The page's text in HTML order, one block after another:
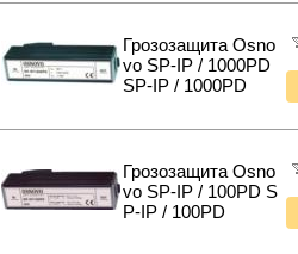
Кабель силовой (бухты)
Планки и панели портов
Органайзеры для кабелей
Кабели и переходники
Мотобуры
Отбойные молотки
Вибротехника
Наборы инструментов
Хранение инструментов
Удлинители силовые
Гирлянды и гибкий неон
Грозозащита Osno
vo SP-IP / 1000PD
SP-IP / 1000PD
Грозозащита Osno
vo SP-IP / 100PD S
P-IP / 100PD